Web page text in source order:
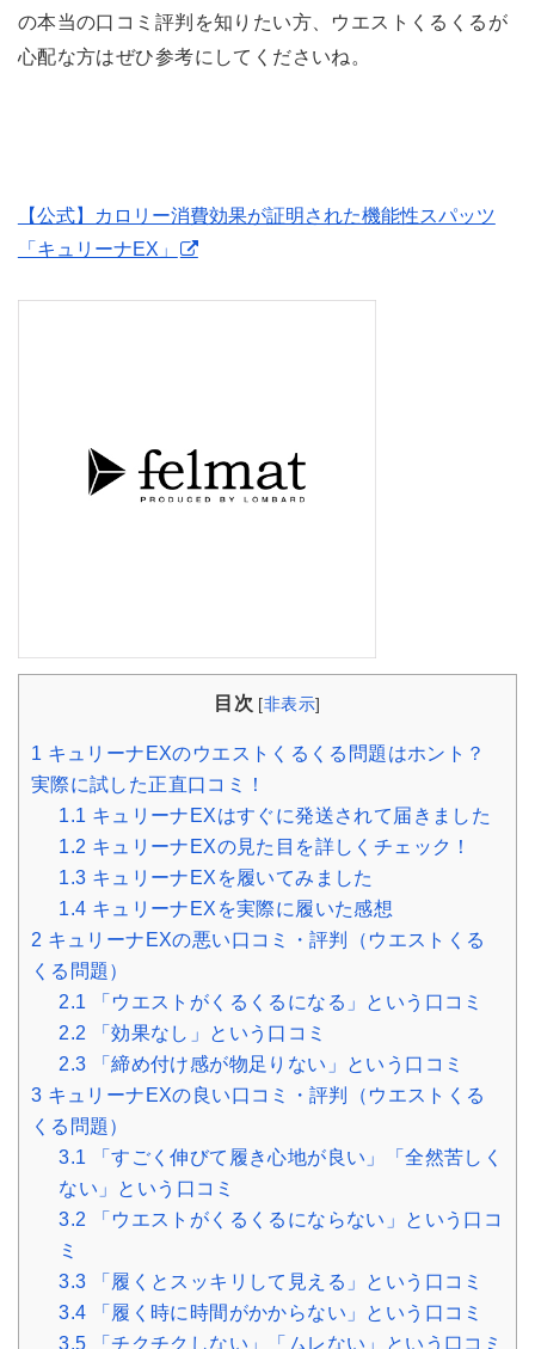
の本当の口コミ評判を知りたい方、ウエストくるくるが
心配な方はぜひ参考にしてくださいね。
【公式】カロリー消費効果が証明された機能性スパッツ
「キュリーナEX」
目次 [非表示]
1 キュリーナEXのウエストくるくる問題はホント？
実際に試した正直口コミ！
1.1 キュリーナEXはすぐに発送されて届きました
1.2 キュリーナEXの見た目を詳しくチェック！
1.3 キュリーナEXを履いてみました
1.4 キュリーナEXを実際に履いた感想
2 キュリーナEXの悪い口コミ・評判（ウエストくる
くる問題）
2.1 「ウエストがくるくるになる」という口コミ
2.2 「効果なし」という口コミ
2.3 「締め付け感が物足りない」という口コミ
3 キュリーナEXの良い口コミ・評判（ウエストくる
くる問題）
3.1 「すごく伸びて履き心地が良い」「全然苦しく
ない」という口コミ
3.2 「ウエストがくるくるにならない」という口コ
ミ
3.3 「履くとスッキリして見える」という口コミ
3.4 「履く時に時間がかからない」という口コミ
3.5 「チクチクしない」「ムレない」という口コミ